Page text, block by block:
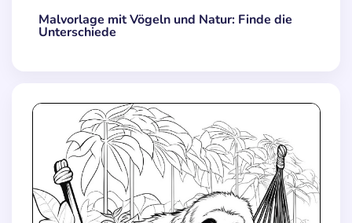
Malvorlage mit Vögeln und Natur: Finde die
Unterschiede